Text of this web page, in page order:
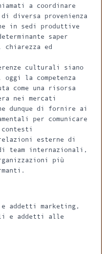
a coordinare
di diversa provenienza
in sedi produttive
saper
ed
culturali siano
la competenza
come una risorsa
nei mercati
dunque di fornire ai
per comunicare
esterne di
team internazionali,
più
addetti marketing,
e addetti alle